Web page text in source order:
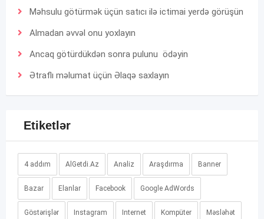
Məhsulu götürmək üçün satıcı ilə ictimai yerdə görüşün
Almadan əvvəl onu yoxlayın
Ancaq götürdükdən sonra pulunu ödəyin
Ətraflı məlumat üçün Əlaqə saxlayın
Etiketlər
4 addım AlGetdi.Az Analiz Araşdırma Banner
Bazar Elanlar Facebook Google AdWords
Göstərişlər Instagram Internet Kompüter Məsləhət